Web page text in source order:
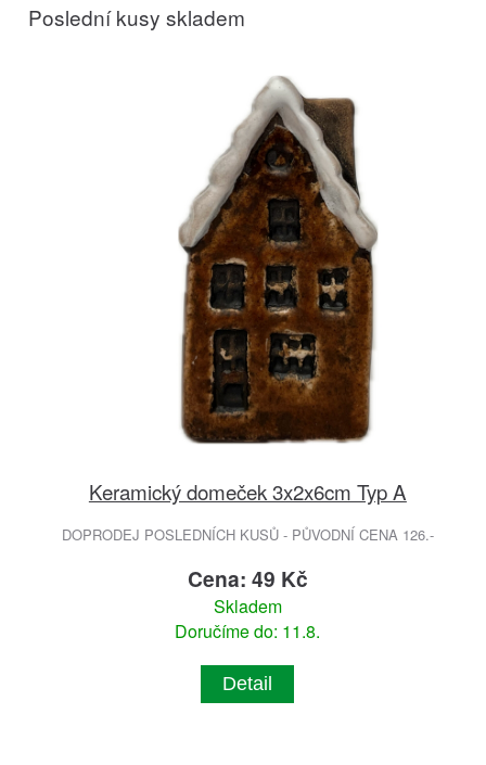
Poslední kusy skladem
Keramický domeček 3x2x6cm Typ A
DOPRODEJ POSLEDNÍCH KUSŮ - PŮVODNÍ CENA 126.-
Cena: 49 Kč
Skladem
Doručíme do: 11.8.
Detail